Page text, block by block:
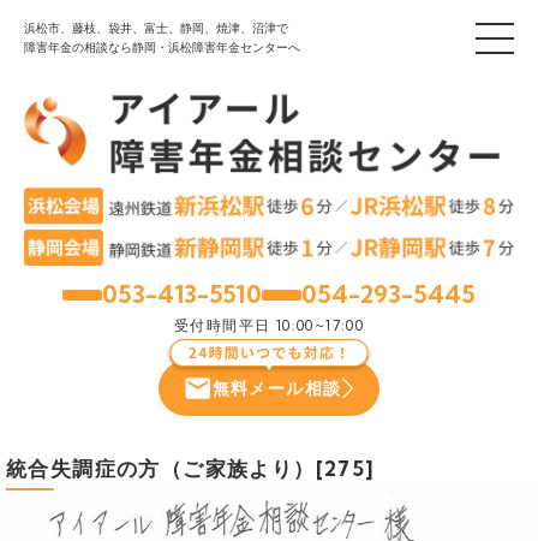
浜松市、藤枝、袋井、富士、静岡、焼津、沼津で
障害年金の相談なら静岡・浜松障害年金センターへ
053-413-5510 054-293-5445
受付時間 平日 10:00~17:00
無料メール相談
統合失調症の方（ご家族より）[275]